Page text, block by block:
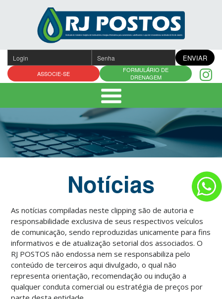
conteúdo
ENVIAR
ASSOCIE-SE
FORMULÁRIO DE
DRENAGEM
Notícias
As notícias compiladas neste clipping são de autoria e
responsabilidade exclusiva de seus respectivos veículos
de comunicação, sendo reproduzidas unicamente para fins
informativos e de atualização setorial dos associados. O
RJ POSTOS não endossa nem se responsabiliza pelo
conteúdo de terceiros aqui divulgado, o qual não
representa orientação, recomendação ou indução a
qualquer conduta comercial ou estratégia de preços por